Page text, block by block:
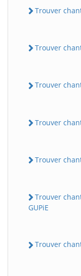
Trouver
Trouver
Trouver
Trouver
Trouver
Trouver
GUPiE
Trouver